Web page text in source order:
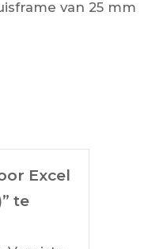
van 25 mm
Excel
te